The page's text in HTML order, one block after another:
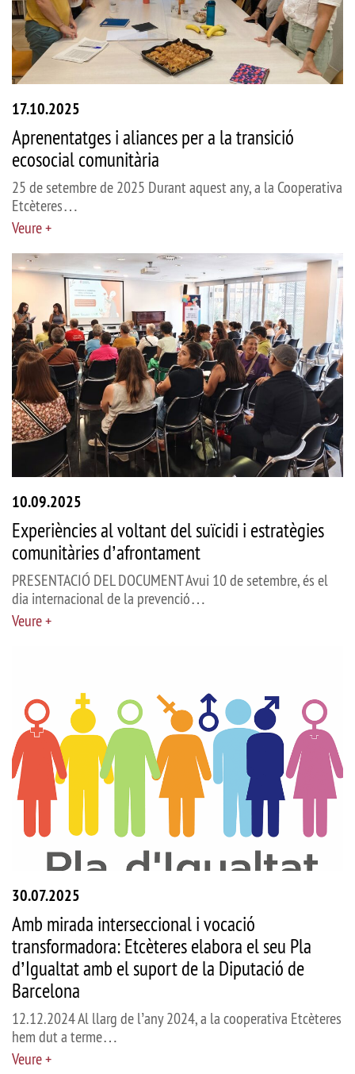
17.10.2025
Aprenentatges i aliances per a la transició
ecosocial comunitària
25 de setembre de 2025 Durant aquest any, a la Cooperativa
Etcèteres…
Veure +
10.09.2025
Experiències al voltant del suïcidi i estratègies
comunitàries d’afrontament
PRESENTACIÓ DEL DOCUMENT Avui 10 de setembre, és el
dia internacional de la prevenció…
Veure +
30.07.2025
Amb mirada interseccional i vocació
transformadora: Etcèteres elabora el seu Pla
d’Igualtat amb el suport de la Diputació de
Barcelona
12.12.2024 Al llarg de l’any 2024, a la cooperativa Etcèteres
hem dut a terme…
Veure +